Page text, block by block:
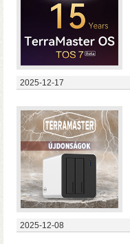
2025-12-17
2025-12-08